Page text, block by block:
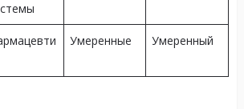
Умеренные Умеренный